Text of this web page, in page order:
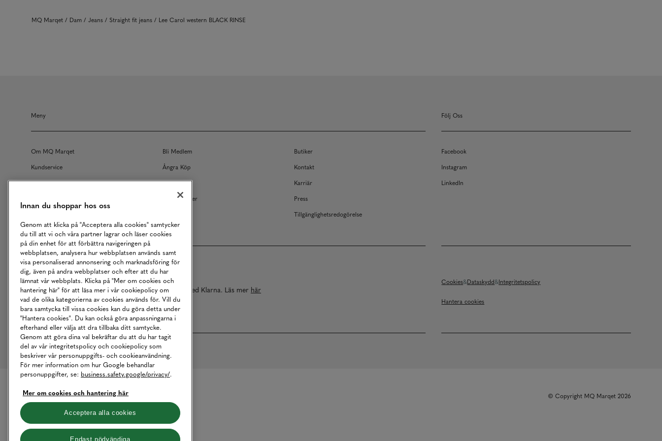
MQ Marqet Dam Jeans Straight fit jeans Lee Carol western BLACK RINSE
Meny
Om MQ Marqet Bli Medlem
Butiker
Kundservice
Ångra Köp
Kontakt
Returer
Köpvillkor
Karriär
Våra Tjänster
Press
Tillgänglighetsredogörelse
Följ Oss
Facebook
Instagram
LinkedIn
Betalningar online sköts i samarbete med Klarna. Läs mer här
Cookies Dataskydd Integritetspolicy
Hantera cookies
© Copyright MQ Marqet 2026
Innan du shoppar hos oss
Genom att klicka på "Acceptera alla cookies" samtycker
du till att vi och våra partner lagrar och läser cookies
på din enhet för att förbättra navigeringen på
webbplatsen, analysera hur webbplatsen används samt
visa personaliserad annonsering och marknadsföring för
dig, även på andra webbplatser och efter att du har
lämnat vår webbplats. Klicka på "Mer om cookies och
hantering här" för att läsa mer i vår cookiepolicy om
vad de olika kategorierna av cookies används för. Vill du
bara samtycka till vissa cookies kan du göra detta under
"Hantera cookies". Du kan också göra anpassningarna i
efterhand eller välja att dra tillbaka ditt samtycke.
Genom att göra dina val bekräftar du att du har tagit
del av vår integritetspolicy och cookiepolicy som
beskriver vår personuppgifts- och cookieanvändning.
För mer information om hur Google behandlar
personuppgifter, se: business.safety.google/privacy/.
Mer om cookies och hantering här
Acceptera alla cookies
Endast nödvändiga